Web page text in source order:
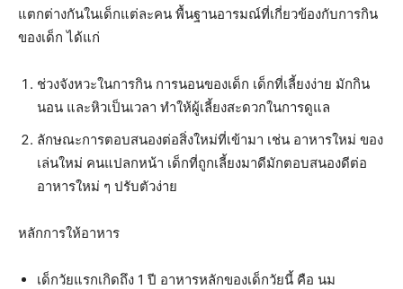
แตกต่างกันในเด็กแต่ละคน พื้นฐานอารมณ์ที่เกี่ยวข้องกับการกิน
ของเด็ก ได้แก่
ช่วงจังหวะในการกิน การนอนของเด็ก เด็กที่เลี้ยงง่าย มักกิน
นอน และหิวเป็นเวลา ทำให้ผู้เลี้ยงสะดวกในการดูแล
ลักษณะการตอบสนองต่อสิ่งใหม่ที่เข้ามา เช่น อาหารใหม่ ของ
เล่นใหม่ คนแปลกหน้า เด็กที่ถูกเลี้ยงมาดีมักตอบสนองดีต่อ
อาหารใหม่ ๆ ปรับตัวง่าย
หลักการให้อาหาร
เด็กวัยแรกเกิดถึง 1 ป ี อาหารหลักของเด็กวัยนี้ คือ นม